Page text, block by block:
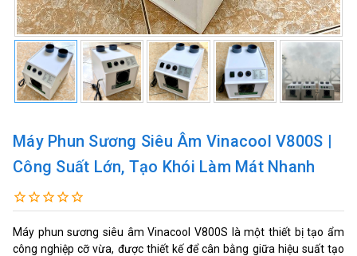
Máy Phun Sương Siêu Âm Vinacool V800S |
Công Suất Lớn, Tạo Khói Làm Mát Nhanh
Máy phun sương siêu âm Vinacool V800S là một thiết bị tạo ẩm
công nghiệp cỡ vừa, được thiết kế để cân bằng giữa hiệu suất tạo